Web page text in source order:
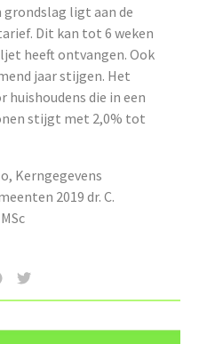
grondslag ligt aan de
Dit kan tot 6 weken
heeft ontvangen. Ook
jaar stijgen. Het
die in een
stijgt met 2,0% tot
Kerngegevens
2019 dr. C.